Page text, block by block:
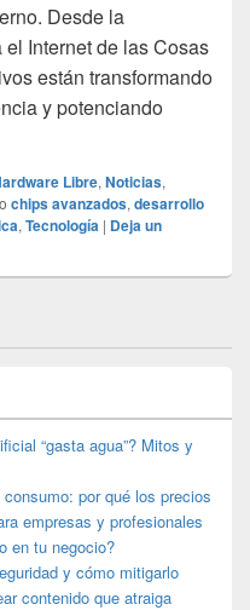
Desde la
Internet de las Cosas
están transformando
y potenciando
chips avanzados en el
Libre, Noticias,
chips avanzados, desarrollo
, Tecnología | Deja un
“gasta agua”? Mitos y
por qué los precios
empresas y profesionales
en tu negocio?
y cómo mitigarlo
contenido que atraiga